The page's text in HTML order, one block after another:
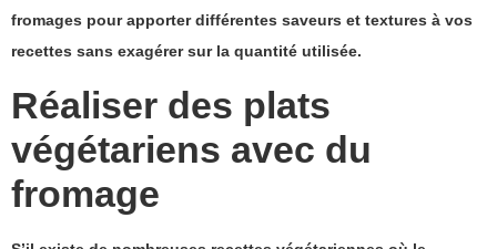
fromages pour apporter différentes saveurs et textures à vos
recettes sans exagérer sur la quantité utilisée.
Réaliser des plats
végétariens avec du
fromage